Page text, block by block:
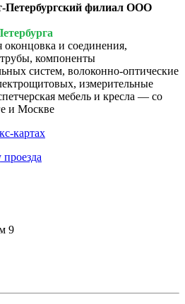
филиал ООО
оконцовка и соединения,
компоненты
систем, волоконно-оптические
измерительные
мебель и кресла — со
и Москве
картах
9